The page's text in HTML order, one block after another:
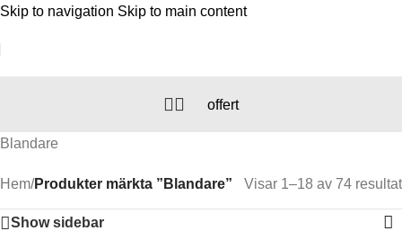
Skip to navigation Skip to main content
offert
Blandare
Hem/Produkter märkta ”Blandare” Visar 1–18 av 74 resultat
Show sidebar
+